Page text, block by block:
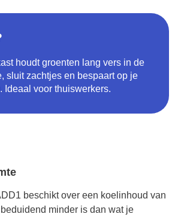
houdt groenten lang vers in de
sluit zachtjes en bespaart op je
Ideaal voor thuiswerkers.
beschikt over een koelinhoud van
minder is dan wat je